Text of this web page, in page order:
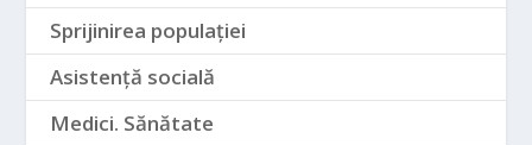
Sprijinirea populației
Asistență socială
Medici. Sănătate